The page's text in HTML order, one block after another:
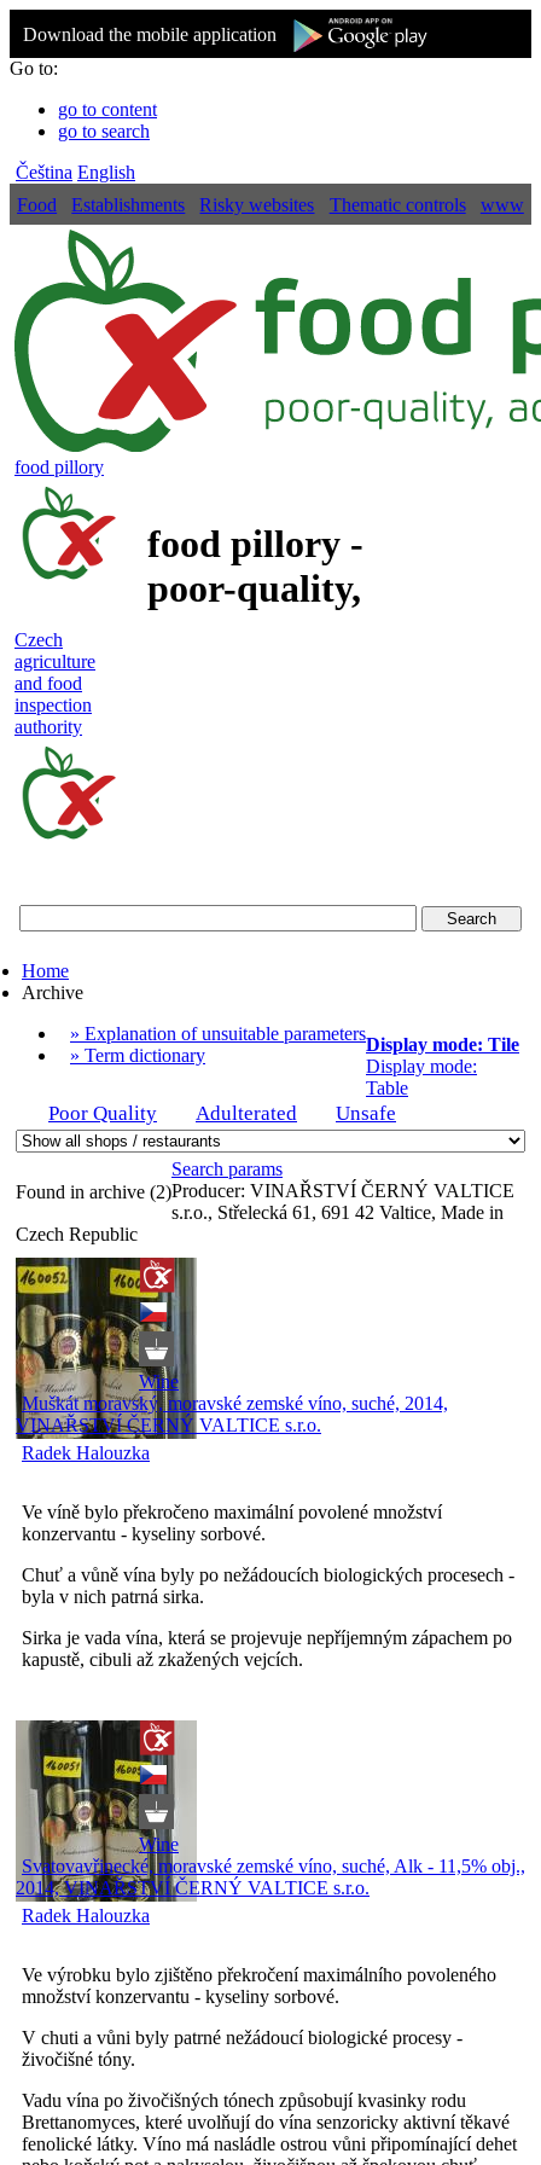
Download the mobile application
Go to:
go to content
go to search
Čeština English
Food
Establishments Risky websites Thematic controls www
food pillory
food pillory -
poor-quality,
Czech
agriculture
and food
inspection
authority
food
authority
Home
Archive
» Explanation of unsuitable parameters
» Term dictionary
Display mode: Tile
Display mode:
Table
Poor Quality Adulterated Unsafe
Found in archive (2)
Search params
Producer: VINAŘSTVÍ ČERNÝ VALTICE
s.r.o., Střelecká 61, 691 42 Valtice, Made in
Czech Republic
Wine
Muškát moravský, moravské zemské víno, suché, 2014,
VINAŘSTVÍ ČERNÝ VALTICE s.r.o.
Radek Halouzka
Ve víně bylo překročeno maximální povolené množství
konzervantu - kyseliny sorbové.
Chuť a vůně vína byly po nežádoucích biologických procesech -
byla v nich patrná sirka.
Sirka je vada vína, která se projevuje nepříjemným zápachem po
kapustě, cibuli až zkažených vejcích.
Wine
Svatovavřinecké, moravské zemské víno, suché, Alk - 11,5% obj.,
2014, VINAŘSTVÍ ČERNÝ VALTICE s.r.o.
Radek Halouzka
Ve výrobku bylo zjištěno překročení maximálního povoleného
množství konzervantu - kyseliny sorbové.
V chuti a vůni byly patrné nežádoucí biologické procesy -
živočišné tóny.
Vadu vína po živočišných tónech způsobují kvasinky rodu
Brettanomyces, které uvolňují do vína senzoricky aktivní těkavé
fenolické látky. Víno má nasládle ostrou vůni připomínající dehet